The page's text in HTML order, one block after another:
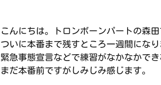
こんにちは。トロンボーンパートの森田
ついに本番まで残すところ一週間になり
緊急事態宣言などで練習がなかなかで
まだ本番前ですがしみじみ感じます。